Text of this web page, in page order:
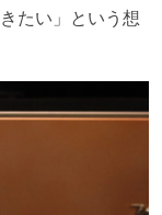
たい」という想